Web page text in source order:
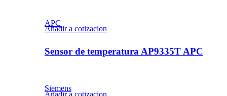
APC
Añadir a cotizacion
Sensor de temperatura AP9335T APC
Siemens
Añadir a cotizacion